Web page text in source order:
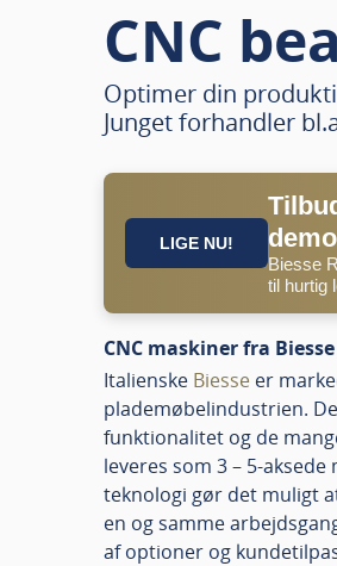
CNC
Optimer din
Junget forhandler
LIGE NU!
Biesse
til hurtig
CNC maskiner fra
Italienske Biesse er
plademøbelindustrien.
funktionalitet og de
leveres som 3 – 5-
teknologi gør det muligt
en og samme
af optioner og